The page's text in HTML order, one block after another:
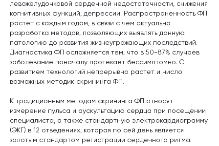
левожелудочковой сердечной недостаточности, снижения
когнитивных функций, депрессии. Распространенность ФП
растет с каждым годом, в связи с чем актуальна
разработка методов, позволяющих выявлять данную
патологию до развития жизнеугрожающих последствий.
Диагностика ФП осложняется тем, что в 50-87% случаев
заболевание поначалу протекает бессимптомно. С
развитием технологий непрерывно растет и число
возможных методик скрининга ФП.
К традиционным методам скрининга ФП относят
измерение пульса и аускультацию сердца при посещении
специалиста, а также стандартную электрокардиограмму
(ЭКГ) в 12 отведениях, которая по сей день является
золотым стандартом регистрации сердечного ритма.